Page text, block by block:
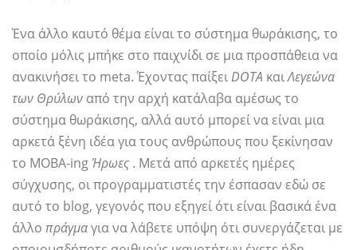
Ένα άλλο καυτό θέμα είναι το σύστημα θωράκισης, το
οποίο μόλις μπήκε στο παιχνίδι σε μια προσπάθεια να
ανακινήσει το meta. Έχοντας παίξειDOTA καιΛεγεώνα
των Θρύλων από την αρχή κατάλαβα αμέσως το
σύστημα θωράκισης, αλλά αυτό μπορεί να είναι μια
αρκετά ξένη ιδέα για τους ανθρώπους που ξεκίνησαν
το MOBA-ingΉρωες . Μετά από αρκετές ημέρες
σύγχυσης, οι προγραμματιστές την έσπασαν εδώ σε
αυτό το blog, γεγονός που εξηγεί ότι είναι βασικά ένα
άλλο πράγμαγια να λάβετε υπόψη ότι συνεργάζεται με